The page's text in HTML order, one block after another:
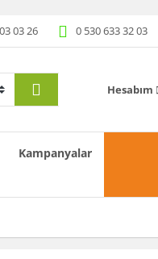
03 26 0 530 633 32 03
Hesabım
Kampanyalar